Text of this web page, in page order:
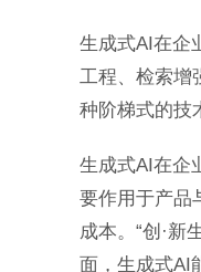
生成式AI在企
工程、检索增
种阶梯式的技
生成式AI在企
要作用于产品
成本。“创·新
面，生成式AI